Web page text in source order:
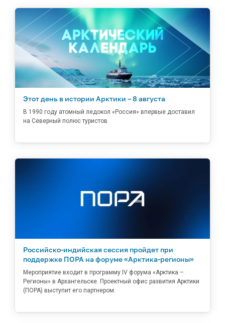
Этот день в истории Арктики – 8 августа
В 1990 году атомный ледокол «Россия» впервые доставил
на Северный полюс туристов
Российско-индийская сессия пройдет при
поддержке ПОРА на форуме «Арктика-регионы»
Мероприятие входит в программу IV форума «Арктика –
Регионы» в Архангельске. Проектный офис развития Арктики
(ПОРА) выступит его партнером.